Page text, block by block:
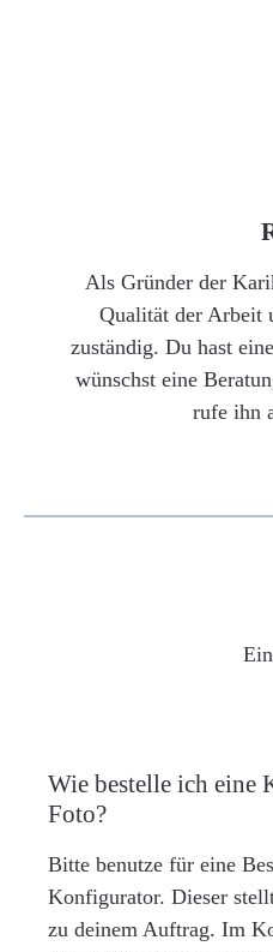
Als Gründer der
Qualität der Arbeit
zuständig. Du hast
wünschst eine
rufe ihn
Wie bestelle ich eine
Foto?
Bitte benutze für eine
Konfigurator. Dieser
zu deinem Auftrag. Im